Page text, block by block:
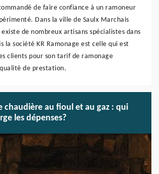
de faire confiance à un ramoneur
Dans la ville de Saulx Marchais
de nombreux artisans spécialistes dans
la société KR Ramonage est celle qui est
clients pour son tarif de ramonage
de prestation.
chaudière au fioul et au gaz : qui
les dépenses?